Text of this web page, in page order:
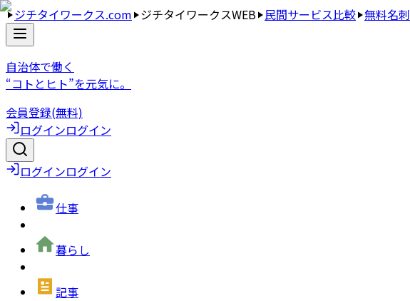
ジチタイワークス.com ジチタイワークスWEB 民間サービス比較 無料名刺
自治体で働く
“コトとヒト”を元気に。
会員登録(無料)
ログインログイン
ログインログイン
仕事
暮らし
記事